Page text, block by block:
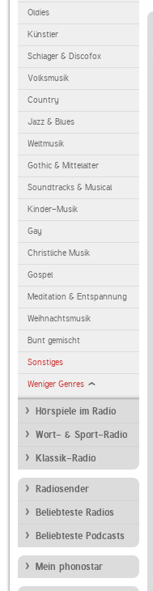
Oldies
Künstler
Schlager & Discofox
Volksmusik
Country
Jazz & Blues
Weltmusik
Gothic & Mittelalter
Soundtracks & Musical
Kinder-Musik
Gay
Christliche Musik
Gospel
Meditation & Entspannung
Weihnachtsmusik
Bunt gemischt
Sonstiges
Weniger Genres
Hörspiele im Radio
Wort- & Sport-Radio
Klassik-Radio
Radiosender
Beliebteste Radios
Beliebteste Podcasts
Mein phonostar